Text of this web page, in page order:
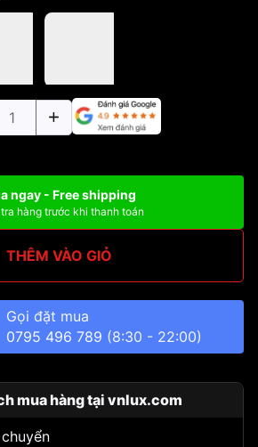
ngay - Free shipping
hàng trước khi thanh toán
THÊM VÀO GIỎ
Gọi đặt mua
0795 496 789 (8:30 - 22:00)
mua hàng tại vnlux.com